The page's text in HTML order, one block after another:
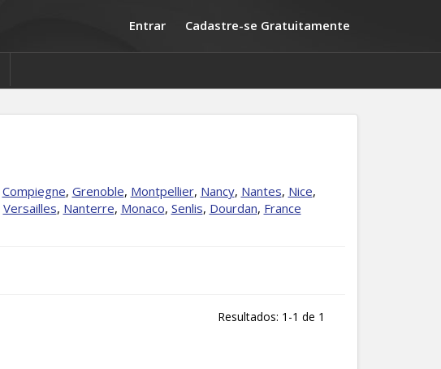
Entrar Cadastre-se Gratuitamente
Compiegne, Grenoble, Montpellier, Nancy, Nantes, Nice,
Versailles, Nanterre, Monaco, Senlis, Dourdan, France
Resultados: 1-1 de 1